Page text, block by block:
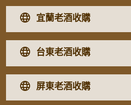
宜蘭老酒收購
台東老酒收購
屏東老酒收購